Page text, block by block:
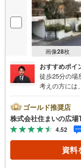
画像28枚
おすすめポイ
徒歩25分の場
考えの方には
も第一種低層
ライバシーが
斜地。こちら
イチオシとな
簿）です。
い合わせが
ゴールド推奨店
株式会社住まいの広場
4.52
資料